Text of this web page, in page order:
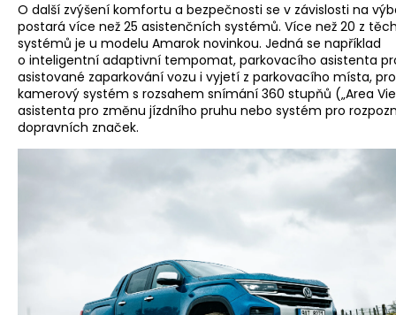
O další zvýšení komfortu a bezpečnosti se v závislosti na
postará více než 25 asistenčních systémů. Více než 20 z
systémů je u modelu Amarok novinkou. Jedná se například
o inteligentní adaptivní tempomat, parkovacího asistenta
asistované zaparkování vozu i vyjetí z parkovacího místa,
kamerový systém s rozsahem snímání 360 stupňů („Area
asistenta pro změnu jízdního pruhu nebo systém pro
dopravních značek.